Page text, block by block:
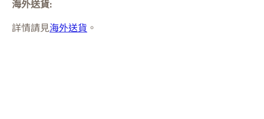
海外送貨:
詳情請見海外送貨 。